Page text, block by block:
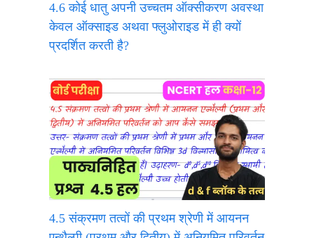
4.6 कोई धातु अपनी उच्चतम ऑक्सीकरण अवस्था
केवल ऑक्साइड अथवा फ्लुओराइड में ही क्यों
प्रदर्शित करती है?
4.5 संक्रमण तत्वों की प्रथम श्रेणी में आयनन